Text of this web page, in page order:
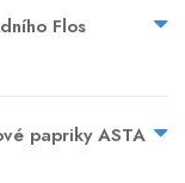
Flos
papriky ASTA